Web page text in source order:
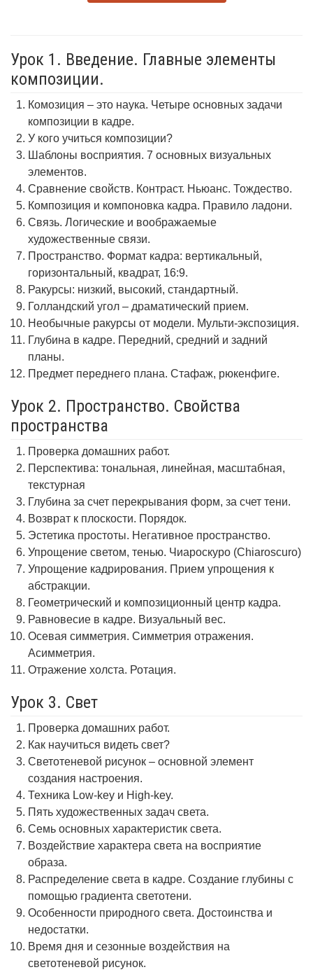
Урок 1. Введение. Главные элементы
композиции.
Комозиция – это наука. Четыре основных задачи
композиции в кадре.
У кого учиться композиции?
Шаблоны восприятия. 7 основных визуальных
элементов.
Сравнение свойств. Контраст. Ньюанс. Тождество.
Композиция и компоновка кадра. Правило ладони.
Связь. Логические и воображаемые
художественные связи.
Пространство. Формат кадра: вертикальный,
горизонтальный, квадрат, 16:9.
Ракурсы: низкий, высокий, стандартный.
Голландский угол – драматический прием.
Необычные ракурсы от модели. Мульти-экспозиция.
Глубина в кадре. Передний, средний и задний
планы.
Предмет переднего плана. Стафаж, рюкенфиге.
Урок 2. Пространство. Свойства
пространства
Проверка домашних работ.
Перспектива: тональная, линейная, масштабная,
текстурная
Глубина за счет перекрывания форм, за счет тени.
Возврат к плоскости. Порядок.
Эстетика простоты. Негативное пространство.
Упрощение светом, тенью. Чиароскуро (Chiaroscuro)
Упрощение кадрирования. Прием упрощения к
абстракции.
Геометрический и композиционный центр кадра.
Равновесие в кадре. Визуальный вес.
Осевая симметрия. Симметрия отражения.
Асимметрия.
Отражение холста. Ротация.
Урок 3. Свет
Проверка домашних работ.
Как научиться видеть свет?
Светотеневой рисунок – основной элемент
создания настроения.
Техника Low-key и High-key.
Пять художественных задач света.
Семь основных характеристик света.
Воздействие характера света на восприятие
образа.
Распределение света в кадре. Создание глубины с
помощью градиента светотени.
Особенности природного света. Достоинства и
недостатки.
Время дня и сезонные воздействия на
светотеневой рисунок.